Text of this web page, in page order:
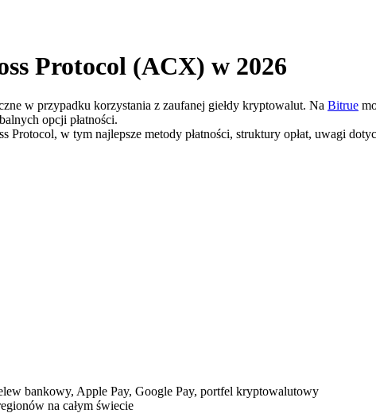
Protocol (ACX) w 2026
w przypadku korzystania z zaufanej giełdy kryptowalut. Na Bitrue
opcji płatności.
w tym najlepsze metody płatności, struktury opłat, uwagi
bankowy, Apple Pay, Google Pay, portfel kryptowalutowy
na całym świecie